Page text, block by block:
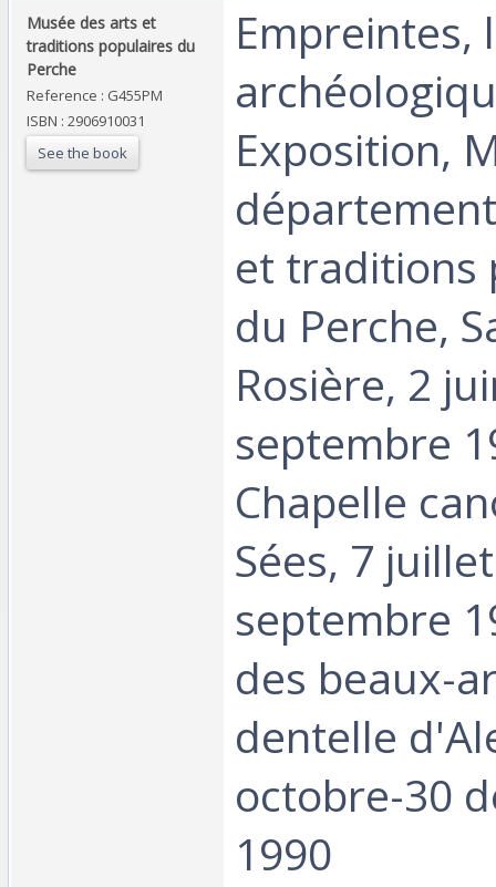
‎Musée des arts et
traditions populaires du
Perche ‎
Reference : G455PM
ISBN : 2906910031
See the book
‎Empreintes,
Exposition,
et traditions
du Perche,
Rosière, 2
septembre
Chapelle
Sées, 7
septembre
des beaux-
dentelle
octobre-30
1990‎